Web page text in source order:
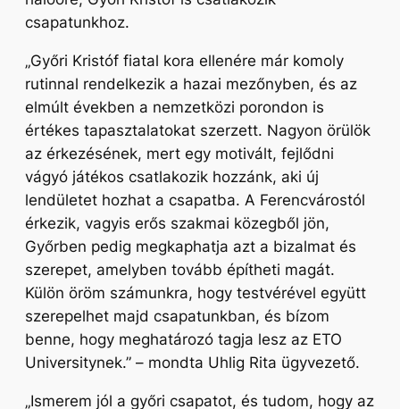
csapatunkhoz.
„Győri Kristóf fiatal kora ellenére már komoly
rutinnal rendelkezik a hazai mezőnyben, és az
elmúlt években a nemzetközi porondon is
értékes tapasztalatokat szerzett. Nagyon örülök
az érkezésének, mert egy motivált, fejlődni
vágyó játékos csatlakozik hozzánk, aki új
lendületet hozhat a csapatba. A Ferencvárostól
érkezik, vagyis erős szakmai közegből jön,
Győrben pedig megkaphatja azt a bizalmat és
szerepet, amelyben tovább építheti magát.
Külön öröm számunkra, hogy testvérével együtt
szerepelhet majd csapatunkban, és bízom
benne, hogy meghatározó tagja lesz az ETO
Universitynek.” – mondta Uhlig Rita ügyvezető.
„Ismerem jól a győri csapatot, és tudom, hogy az